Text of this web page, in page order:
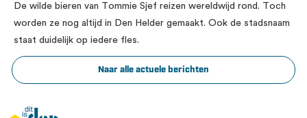
De wilde bieren van Tommie Sjef reizen wereldwijd rond. Toch
worden ze nog altijd in Den Helder gemaakt. Ook de stadsnaam
staat duidelijk op iedere fles.
Naar alle actuele berichten